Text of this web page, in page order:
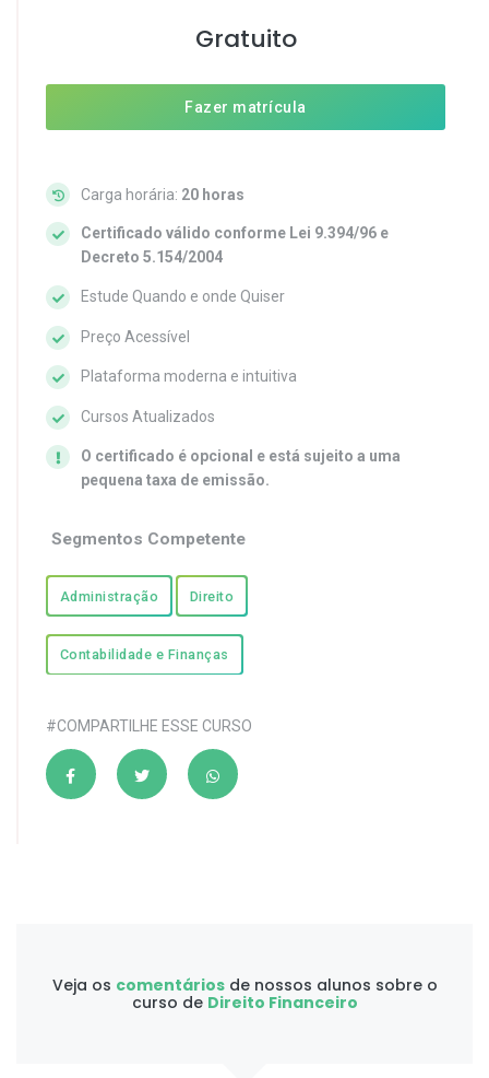
Gratuito
Fazer matrícula
Carga horária: 20 horas
Certificado válido conforme Lei 9.394/96 e
Decreto 5.154/2004
Estude Quando e onde Quiser
Preço Acessível
Plataforma moderna e intuitiva
Cursos Atualizados
O certificado é opcional e está sujeito a uma
pequena taxa de emissão.
Segmentos Competente
Administração Direito
Contabilidade e Finanças
#COMPARTILHE ESSE CURSO
Veja os comentáriosde nossos alunos sobre o
curso de Direito Financeiro